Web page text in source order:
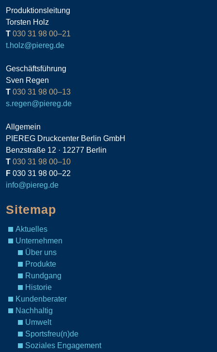
Produktionsleitung
Torsten Holz
T 030 31 98 00–21
t.holz@piereg.de
Geschäftsführung
Sven Regen
T 030 31 98 00–13
s.regen@piereg.de
Allgemein
PIEREG Druckcenter Berlin GmbH
Benzstraße 12 · 12277 Berlin
T 030 31 98 00–10
F 030 31 98 00–22
info@piereg.de
Sitemap
Aktuelles
Unternehmen
Über uns
Produkte
Rundgang
Historie
Kundenberater
Nachhaltig
Umwelt
Sportsfreu(n)de
Soziales Engagement